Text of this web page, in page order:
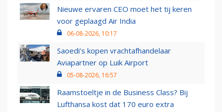
Nieuwe ervaren CEO moet het tij keren
voor geplaagd Air India
06-08-2026, 10:17
Saoedi’s kopen vrachtafhandelaar
Aviapartner op Luik Airport
05-08-2026, 16:57
Raamstoeltje in de Business Class? Bij
Lufthansa kost dat 170 euro extra